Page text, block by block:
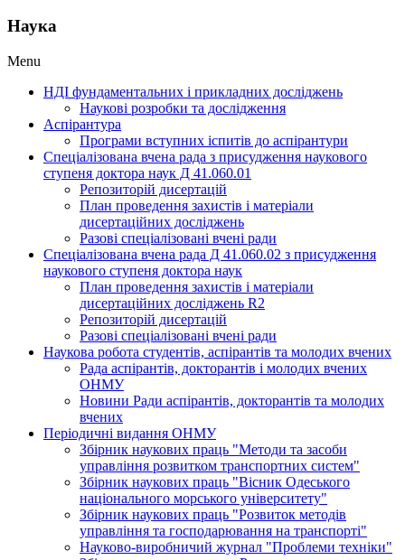
Наука
Menu
НДІ фундаментальних і прикладних досліджень
Наукові розробки та дослідження
Аспірантура
Програми вступних іспитів до аспірантури
Спеціалізована вчена рада з присудження наукового
ступеня доктора наук Д 41.060.01
Репозиторій дисертацій
План проведення захистів і матеріали
дисертаційних досліджень
Разові спеціалізовані вчені ради
Спеціалізована вчена рада Д 41.060.02 з присудження
наукового ступеня доктора наук
План проведення захистів і матеріали
дисертаційних досліджень R2
Репозиторій дисертацій
Разові спеціалізовані вчені ради
Наукова робота студентів, аспірантів та молодих вчених
Рада аспірантів, докторантів і молодих вчених
ОНМУ
Новини Ради аспірантів, докторантів та молодих
вчених
Періодичні видання ОНМУ
Збірник наукових праць "Методи та засоби
управління розвитком транспортних систем"
Збірник наукових праць "Вісник Одеського
національного морського університету"
Збірник наукових праць "Розвиток методів
управління та господарювання на транспорті"
Науково-виробничий журнал "Проблеми техніки"